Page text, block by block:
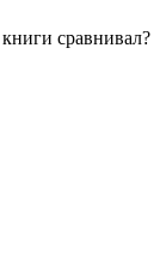
сравнивал?